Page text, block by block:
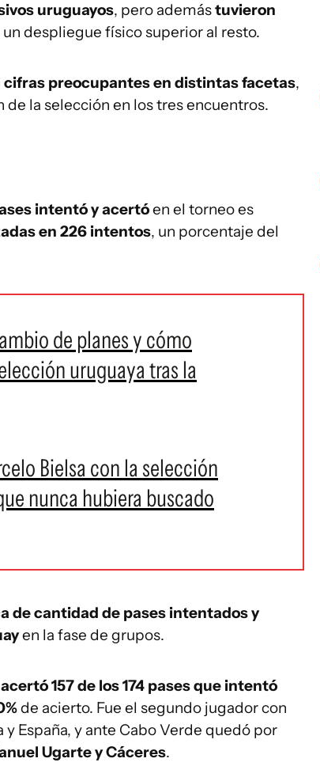
uruguayos, pero ademástuvieron
un despliegue físico superior al resto.
preocupantes en distintas facetas,
de la selección en los tres encuentros.
intentó y acertóen el torneo es
en 226 intentos, un porcentaje del
de planes y cómo
uruguaya tras la
Bielsa con la selección
nunca hubiera buscado
de cantidad de pases intentados y
en la fase de grupos.
acertó 157 de los 174 pases que intentó
de acierto. Fue el segundo jugador con
España, y ante Cabo Verde quedó por
Ugarte y Cáceres.